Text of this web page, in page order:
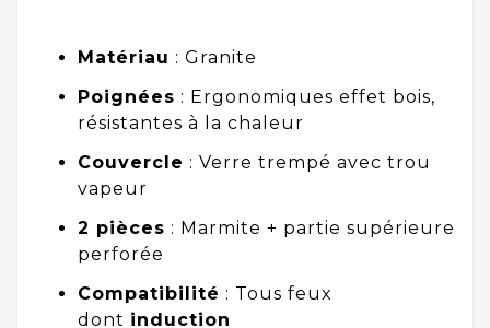
Matériau : Granite
Poignées : Ergonomiques effet bois,
résistantes à la chaleur
Couvercle : Verre trempé avec trou
vapeur
2 pièces : Marmite + partie supérieure
perforée
Compatibilité : Tous feux
dont induction